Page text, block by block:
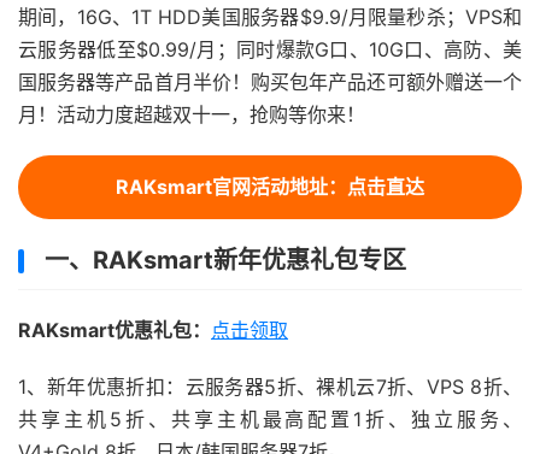
期间，16G、1T HDD美国服务器$9.9/月限量秒杀；VPS和
云服务器低至$0.99/月；同时爆款G口、10G口、高防、美
国服务器等产品首月半价！购买包年产品还可额外赠送一个
月！活动力度超越双十一，抢购等你来！
RAKsmart官网活动地址：点击直达
一、RAKsmart新年优惠礼包专区
RAKsmart优惠礼包： 点击领取
1、新年优惠折扣：云服务器5折、裸机云7折、VPS 8折、
共享主机5折、共享主机最高配置1折、独立服务、